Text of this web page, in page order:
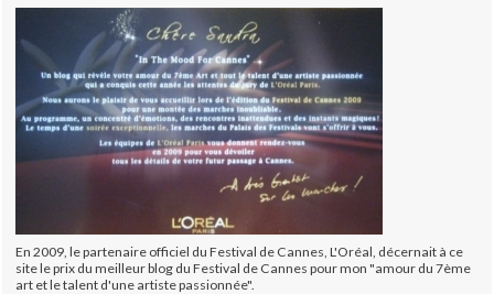
En 2009, le partenaire officiel du Festival de Cannes, L'Oréal, décernait à ce
site le prix du meilleur blog du Festival de Cannes pour mon "amour du 7ème
art et le talent d'une artiste passionnée".